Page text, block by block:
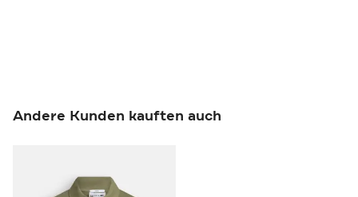
Andere Kunden kauften auch